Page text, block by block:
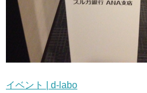
イベント | d-labo